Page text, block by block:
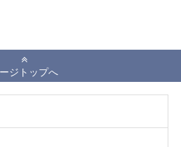
ジトップへ